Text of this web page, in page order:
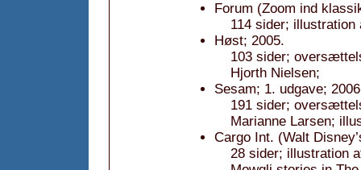
Forum (Zoom ind
114 sider; illustration
Høst; 2005.
103 sider;
Hjorth Nielsen;
Sesam; 1. udgave;
191 sider;
Marianne Larsen;
Cargo Int. (Walt
28 sider; illustration